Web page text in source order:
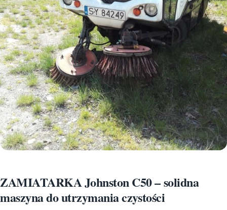
ZAMIATARKA Johnston C50 – solidna
maszyna do utrzymania czystości